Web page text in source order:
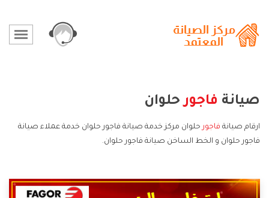
صيانة فاجورحلوان
ارقام صيانة فاجور حلوان مركز خدمة صيانة فاجور حلوان خدمة عملاء صيانة
فاجور حلوان و الخط الساخن صيانة فاجور حلوان.